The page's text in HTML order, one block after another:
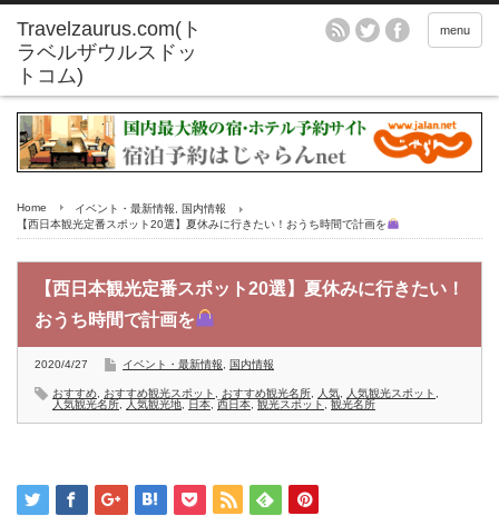
menu
Home イベント・最新情報
国内情報
【西日本観光定番スポット20選】夏休みに行きたい！おうち時間で計画を
【西日本観光定番スポット20選】夏休みに行きたい！
おうち時間で計画を
2020/4/27 イベント・最新情報 国内情報
おすすめ おすすめ観光スポット おすすめ観光名所 人気 人気観光スポット
人気観光名所
人気観光地 日本 西日本 観光スポット 観光名所